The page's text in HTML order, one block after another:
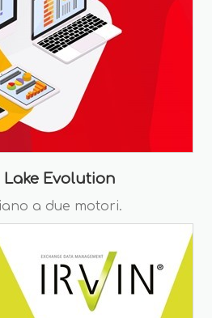
Lake Evolution
a due motori.